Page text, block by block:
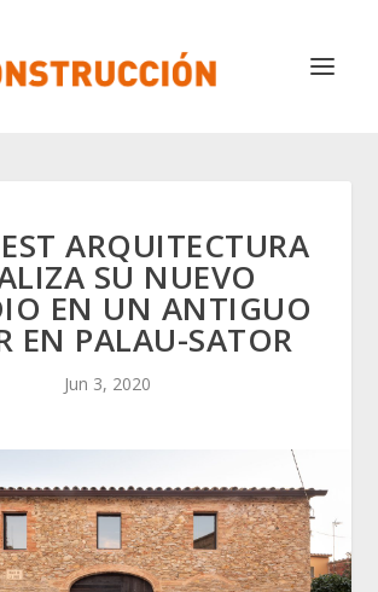
ARQUITECTURA
SU NUEVO
EN UN ANTIGUO
EN PALAU-SATOR
Jun 3, 2020